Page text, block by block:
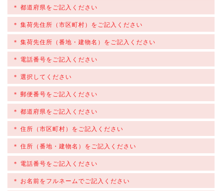
都道府県をご記入ください
集荷先住所（市区町村）をご記入ください
集荷先住所（番地・建物名）をご記入ください
電話番号をご記入ください
選択してください
郵便番号をご記入ください
都道府県をご記入ください
住所（市区町村）をご記入ください
住所（番地・建物名）をご記入ください
電話番号をご記入ください
お名前をフルネームでご記入ください